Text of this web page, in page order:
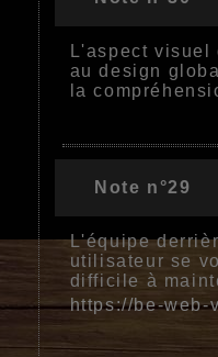
L'aspect
au design
la
Note n°29
L'équipe
utilisateur se
difficile à
https://be-web-